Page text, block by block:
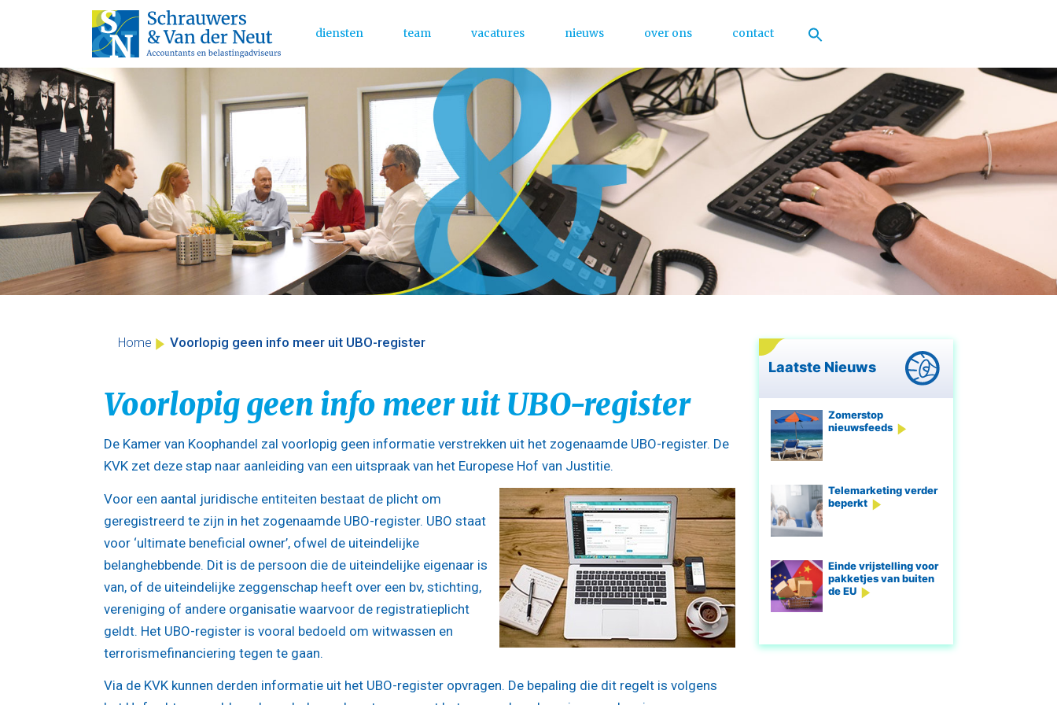
Skip
to
content
Main Menu
diensten team vacatures nieuws over ons contact
Home Voorlopig geen info meer uit UBO-register
Voorlopig geen info meer uit UBO-register
De Kamer van Koophandel zal voorlopig geen informatie verstrekken uit het zogenaamde UBO-register. De
KVK zet deze stap naar aanleiding van een uitspraak van het Europese Hof van Justitie.
Voor een aantal juridische entiteiten bestaat de plicht om
geregistreerd te zijn in het zogenaamde UBO-register. UBO staat
voor ‘ultimate beneficial owner’, ofwel de uiteindelijke
belanghebbende. Dit is de persoon die de uiteindelijke eigenaar is
van, of de uiteindelijke zeggenschap heeft over een bv, stichting,
vereniging of andere organisatie waarvoor de registratieplicht
geldt. Het UBO-register is vooral bedoeld om witwassen en
terrorismefinanciering tegen te gaan.
Via de KVK kunnen derden informatie uit het UBO-register opvragen. De bepaling die dit regelt is volgens
Laatste Nieuws
Zomerstop
nieuwsfeeds
Telemarketing verder
beperkt
Einde vrijstelling voor
pakketjes van buiten
de EU